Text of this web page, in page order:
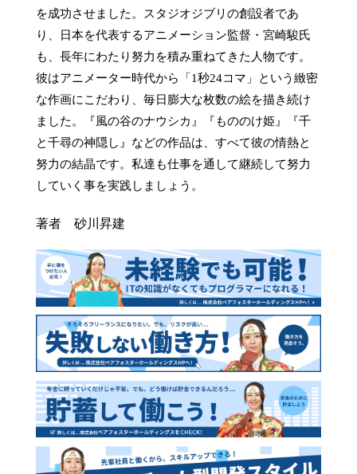
を成功させました。スタジオジブリの創設者であ
り、日本を代表するアニメーション監督・宮崎駿氏
も、長年にわたり努力を積み重ねてきた人物です。
彼はアニメーター時代から「1秒24コマ」という緻密
な作画にこだわり、毎日膨大な枚数の絵を描き続け
ました。『風の谷のナウシカ』『もののけ姫』『千
と千尋の神隠し』などの作品は、すべて彼の情熱と
努力の結晶です。私達も仕事を通して継続して努力
していく事を実践しましょう。
著者 砂川昇建